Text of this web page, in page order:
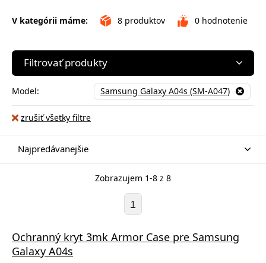
V kategórii máme: 8 produktov 0 hodnotenie
Filtrovať produkty
Model: Samsung Galaxy A04s (SM-A047)
zrušiť všetky filtre
Najpredávanejšie
Zobrazujem 1-8 z 8
1
Ochranný kryt 3mk Armor Case pre Samsung
Galaxy A04s